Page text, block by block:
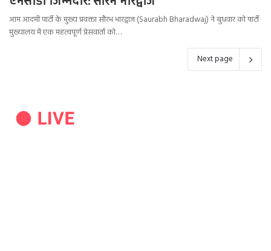
आम आदमी पार्टी के मुख्य प्रवक्ता सौरभ भारद्वाज (Saurabh Bharadwaj) ने बुधवार को पार्टी
मुख्यालय में एक महत्वपूर्ण प्रेसवार्ता को…
Next page